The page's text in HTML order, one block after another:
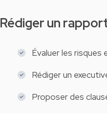
Rédiger un
Évaluer les risques
Rédiger un
Proposer des